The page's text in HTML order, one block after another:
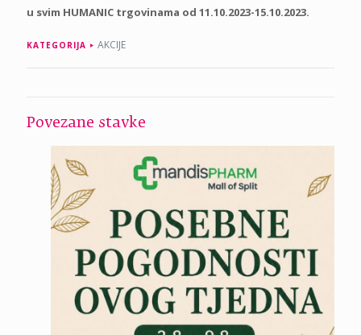
u svim HUMANIC trgovinama od 11.10.2023-15.10.2023.
KATEGORIJA AKCIJE
Povezane stavke